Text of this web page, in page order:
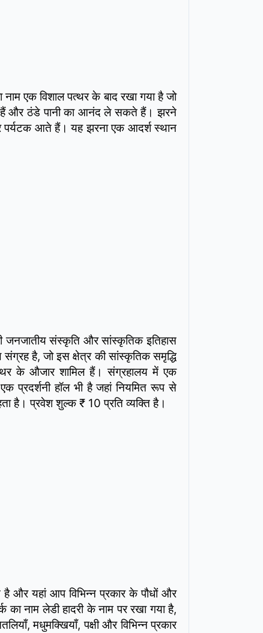
एक विशाल पत्थर के बाद रखा गया है जो
और ठंडे पानी का आनंद ले सकते हैं। झरने
पर्यटक आते हैं। यह झरना एक आदर्श स्थान
जनजातीय संस्कृति और सांस्कृतिक इतिहास
है, जो इस क्षेत्र की सांस्कृतिक समृद्धि
के औजार शामिल हैं। संग्रहालय में एक
हॉल भी है जहां नियमित रूप से
है। प्रवेश शुल्क ₹ 10 प्रति व्यक्ति है।
और यहां आप विभिन्न प्रकार के पौधों और
नाम लेडी हादरी के नाम पर रखा गया है,
मधुमक्खियाँ, पक्षी और विभिन्न प्रकार